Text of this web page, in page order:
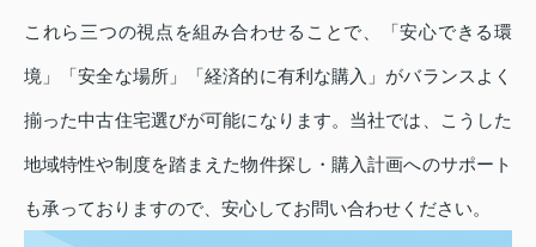
これら三つの視点を組み合わせることで、「安心できる環
境」「安全な場所」「経済的に有利な購入」がバランスよく
揃った中古住宅選びが可能になります。当社では、こうした
地域特性や制度を踏まえた物件探し・購入計画へのサポート
も承っておりますので、安心してお問い合わせください。